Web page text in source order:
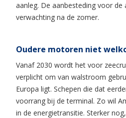
aanleg. De aanbesteding voor de
verwachting na de zomer.
Oudere motoren niet
Vanaf 2030 wordt het voor
verplicht om van walstroom
Europa ligt. Schepen die dat
voorrang bij de terminal. Zo wil
in de energietransitie. Sterker